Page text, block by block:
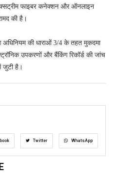
फाइबर कनेक्शन और ऑनलाइन
की है।
की धाराओं 3/4 के तहत मुकदमा
उपकरणों और बैंकिंग रिकॉर्ड की जांच
जुटी है।
Twitter WhatsApp